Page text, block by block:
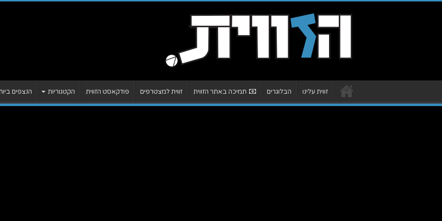
זווית עלינו הבלוגרים תמיכה באתר הזווית זווית למצטרפים פודקאסט הזווית הקטגוריות הנצפים